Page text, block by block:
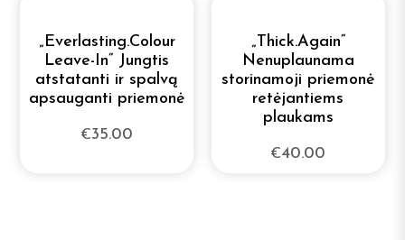
„Everlasting.Colour
Leave-In“ Jungtis
atstatanti ir spalvą
apsauganti priemonė
€35.00
„Thick.Again“
Nenuplaunama
storinamoji priemonė
retėjantiems
plaukams
€40.00
Vitaminai 0
Aksesuarai 0
Specialūs pasiūlymai